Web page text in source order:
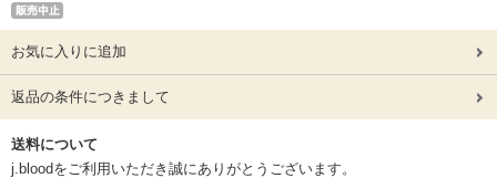
お気に入りに追加
返品の条件につきまして
送料について
j.bloodをご利用いただき誠にありがとうございます。